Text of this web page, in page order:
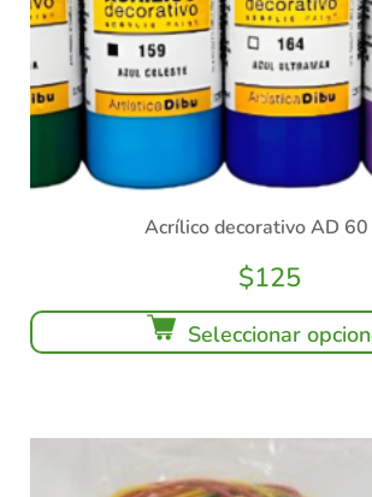
Acrílico decorativo AD
$125
Seleccionar